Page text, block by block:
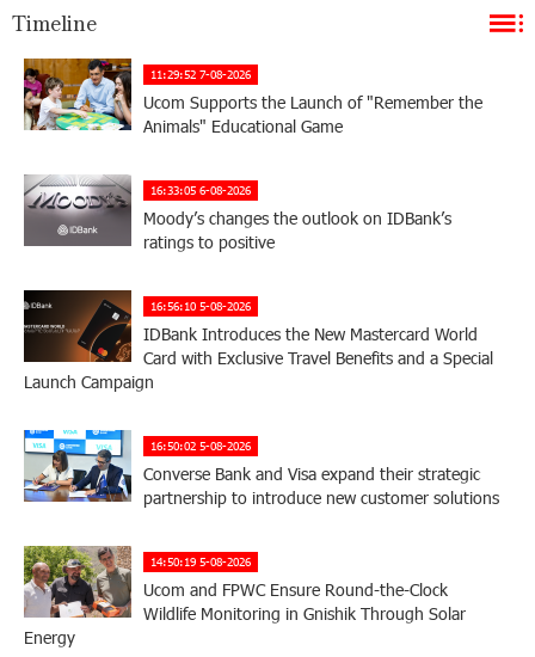
Timeline
11:29:52 7-08-2026
Ucom Supports the Launch of "Remember the
Animals" Educational Game
16:33:05 6-08-2026
Moody’s changes the outlook on IDBank’s
ratings to positive
16:56:10 5-08-2026
IDBank Introduces the New Mastercard World
Card with Exclusive Travel Benefits and a Special
Launch Campaign
16:50:02 5-08-2026
Converse Bank and Visa expand their strategic
partnership to introduce new customer solutions
14:50:19 5-08-2026
Ucom and FPWC Ensure Round-the-Clock
Wildlife Monitoring in Gnishik Through Solar
Energy